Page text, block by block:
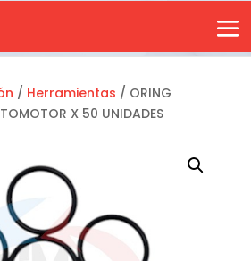
/ Herramientas / ORING
X 50 UNIDADES